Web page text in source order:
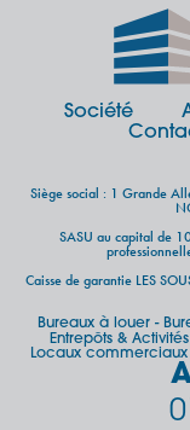
Société
Siège social : 1 Grande
SASU au capital de
Caisse de garantie LES
Bureaux à louer-
Entrepôts &
Locaux